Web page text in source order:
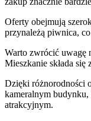
Oferty obejmują
przynależą piwnica,
Warto zwrócić uwagę
Mieszkanie składa
Dzięki różnorodności
kameralnym budynku,
atrakcyjnym.